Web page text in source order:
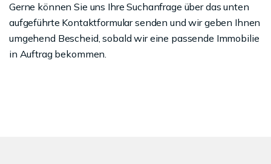
Gerne können Sie uns Ihre Suchanfrage über das unten
aufgeführte Kontaktformular senden und wir geben Ihnen
umgehend Bescheid, sobald wir eine passende Immobilie
in Auftrag bekommen.